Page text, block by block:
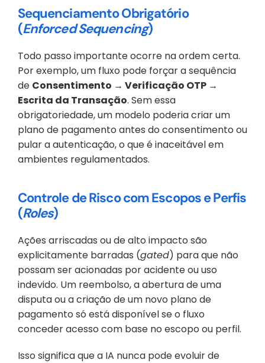
Sequenciamento Obrigatório
(Enforced Sequencing)
Todo passo importante ocorre na ordem certa.
Por exemplo, um fluxo pode forçar a sequência
de Consentimento → Verificação OTP →
Escrita da Transação. Sem essa
obrigatoriedade, um modelo poderia criar um
plano de pagamento antes do consentimento ou
pular a autenticação, o que é inaceitável em
ambientes regulamentados.
Controle de Risco com Escopos e Perfis
(Roles)
Ações arriscadas ou de alto impacto são
explicitamente barradas (gated) para que não
possam ser acionadas por acidente ou uso
indevido. Um reembolso, a abertura de uma
disputa ou a criação de um novo plano de
pagamento só está disponível se o fluxo
conceder acesso com base no escopo ou perfil.
Isso significa que a IA nunca pode evoluir de